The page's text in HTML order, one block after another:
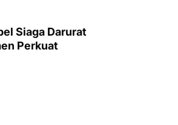
Siaga Darurat
Perkuat